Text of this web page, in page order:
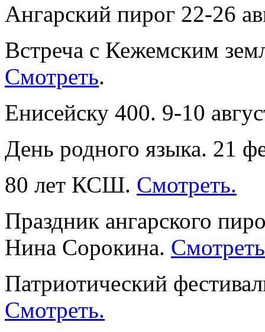
Ангарский пирог 22-26
Встреча с Кежемским
Смотреть.
Енисейску 400. 9-10
День родного языка. 21
80 лет КСШ. Смотреть.
Праздник ангарского
Нина Сорокина. Смотреть
Патриотический
Смотреть.